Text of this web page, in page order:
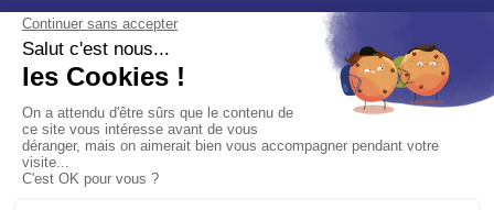
Nos services
Étiquette alimentaire
Étiquette de bouteilles
Informations
Mentions légales
À propos
Nous contacter